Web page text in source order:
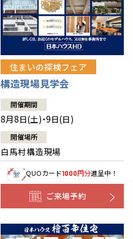
住まいの探検フェア
構造現場見学会
開催期間
8月8日(土)・9日(日)
開催場所
白馬村構造現場
QUOカード1000円分進呈中！
ご来場予約